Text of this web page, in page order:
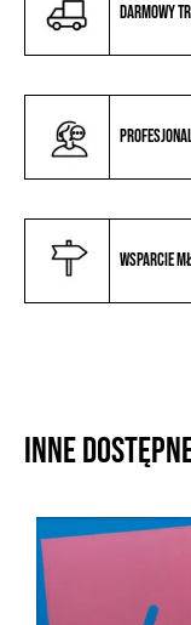
Darmowy
Wsparcie
Inne